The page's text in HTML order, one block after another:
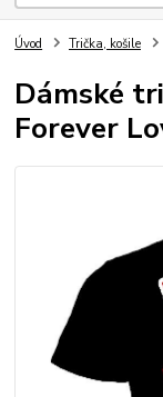
Úvod Trička, košile
Dámské
Forever